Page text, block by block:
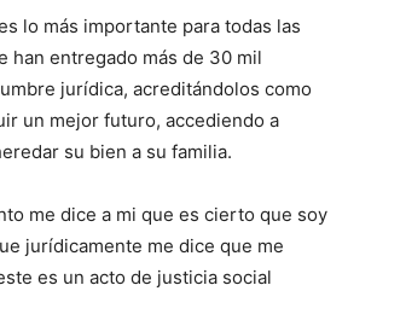
lo más importante para todas las
han entregado más de 30 mil
jurídica, acreditándolos como
un mejor futuro, accediendo a
su bien a su familia.
me dice a mi que es cierto que soy
jurídicamente me dice que me
es un acto de justicia social